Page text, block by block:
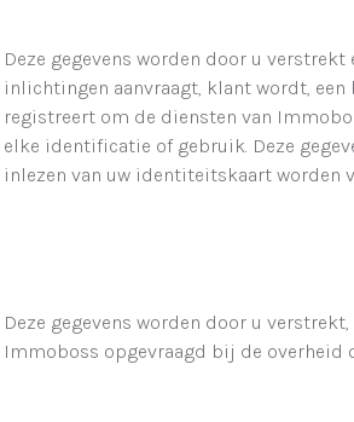
Deze gegevens worden door u verstrekt
inlichtingen aanvraagt, klant wordt,
registreert om de diensten van
elke identificatie of gebruik. Deze
inlezen van uw identiteitskaart worden
Deze gegevens worden door u
Immoboss opgevraagd bij de overheid